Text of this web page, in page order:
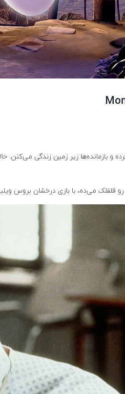
و بازمانده‌ها زیر زمین زندگی
قلقلک می‌ده، با بازی درخشان بروس